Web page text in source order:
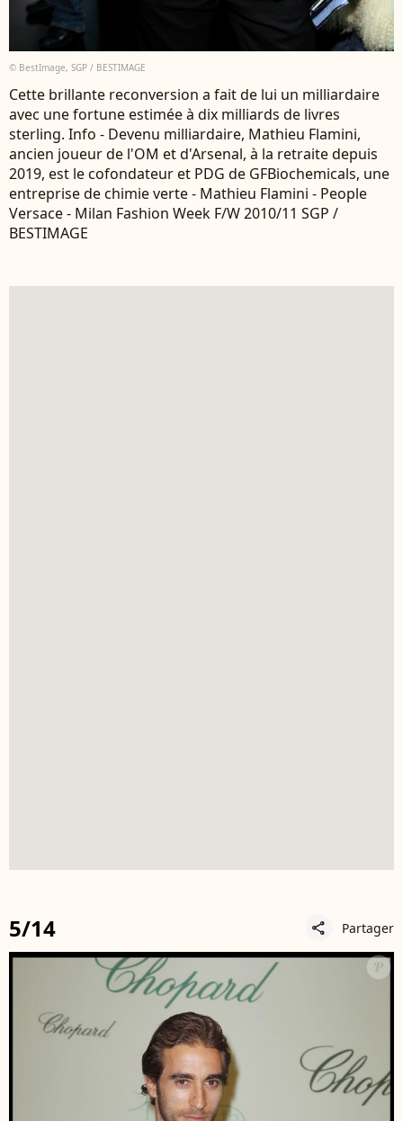
© BestImage, SGP / BESTIMAGE
Cette brillante reconversion a fait de lui un milliardaire
avec une fortune estimée à dix milliards de livres
sterling. Info - Devenu milliardaire, Mathieu Flamini,
ancien joueur de l'OM et d'Arsenal, à la retraite depuis
2019, est le cofondateur et PDG de GFBiochemicals, une
entreprise de chimie verte - Mathieu Flamini - People
Versace - Milan Fashion Week F/W 2010/11 SGP /
BESTIMAGE
5/14 share Partager